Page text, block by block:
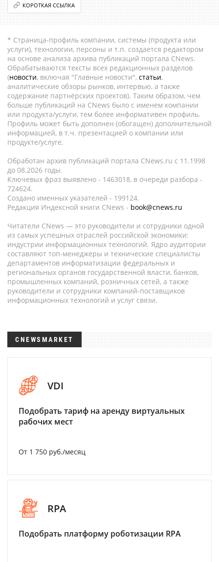
КОРОТКАЯ ССЫЛКА
* Страница-профиль компании, системы (продукта или
услуги), технологии, персоны и т.п. создается редактором
на основе анализа архива публикаций портала CNews.
Обрабатываются тексты всех редакционных разделов
(новости, включая "Главные новости", статьи,
аналитические обзоры рынков, интервью, а также
содержание партнёрских проектов). Таким образом, чем
больше публикаций на CNews было с именем компании
или продукта/услуги, тем более информативен профиль.
Профиль может быть дополнен (обогащен) дополнительной
информацией, в т.ч. презентацией о компании или
продукте/услуге.
Обработан архив публикаций портала CNews.ru c 11.1998
до 08.2026 годы.
Ключевых фраз выявлено - 1463018, в очереди разбора -
724624.
Создано именных указателей - 199124.
Редакция Индексной книги CNews - book@cnews.ru
Читатели CNews — это руководители и сотрудники одной
из самых успешных отраслей российской экономики:
индустрии информационных технологий. Ядро аудитории
составляют топ-менеджеры и технические специалисты
департаментов информатизации федеральных и
региональных органов государственной власти, банков,
промышленных компаний, розничных сетей, а также
руководители и сотрудники компаний-поставщиков
информационных технологий и услуг связи.
CNEWSMARKET
VDI
Подобрать тариф на аренду виртуальных
рабочих мест
От 1 750 руб./месяц
RPA
Подобрать платформу роботизации RPA